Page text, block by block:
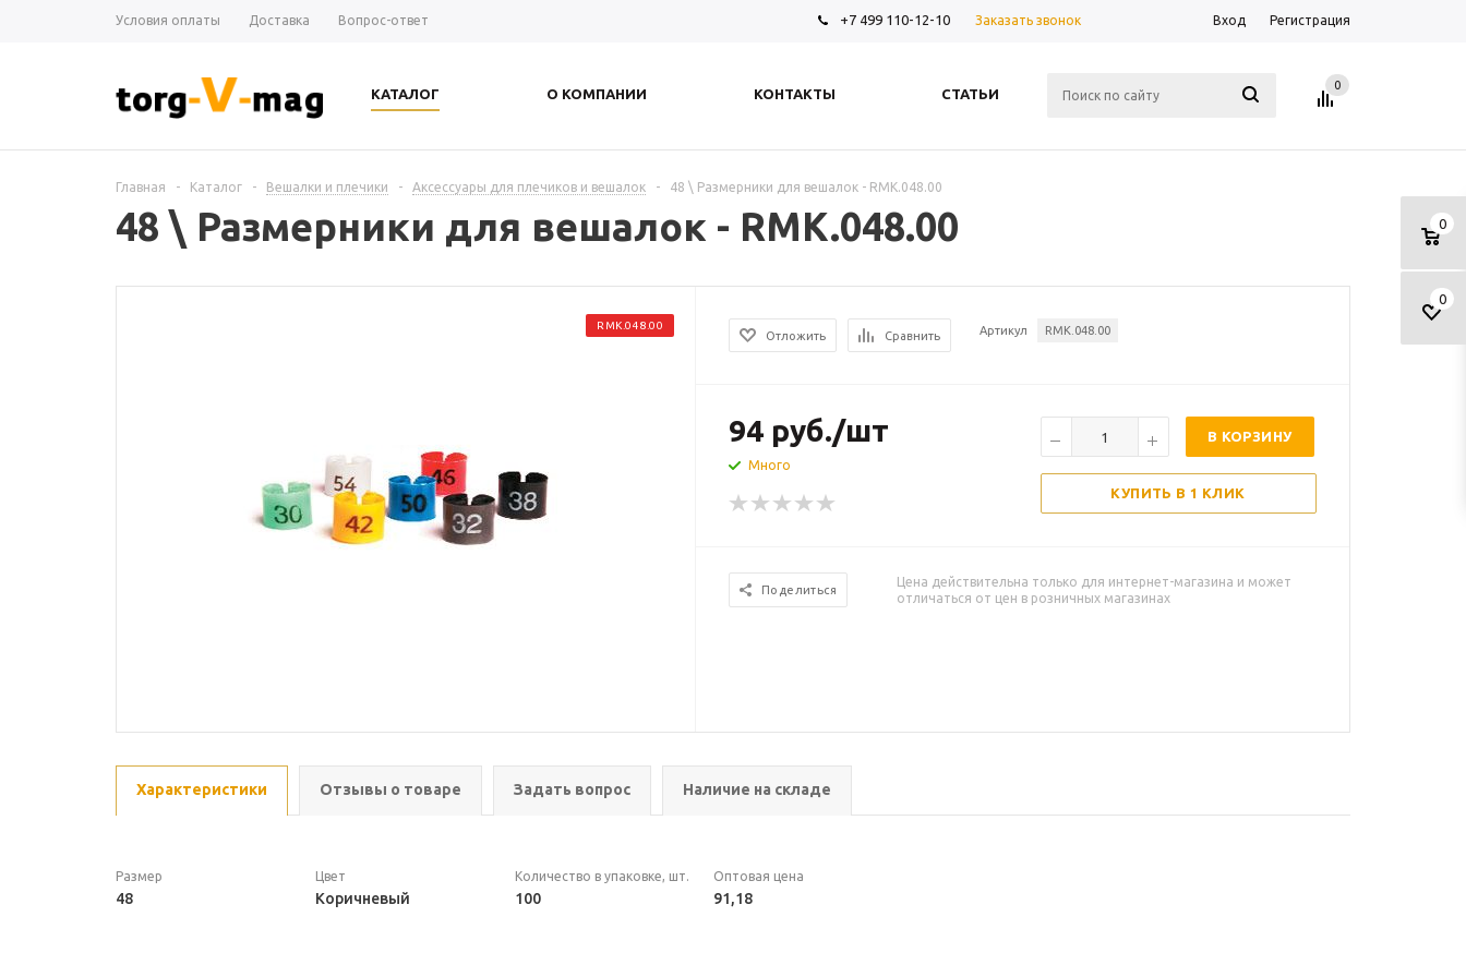
Условия оплаты Доставка Вопрос-ответ +7 499 110-12-10 Заказать звонок Вход Регистрация
КАТАЛОГ О КОМПАНИИ КОНТАКТЫ СТАТЬИ
0
0
0
Главная - Каталог - Вешалки и плечики - Аксессуары для плечиков и вешалок - 48 \ Размерники для вешалок - RMK.048.00
48 \ Размерники для вешалок - RMK.048.00
RMK.048.00
Отложить Сравнить Артикул RMK.048.00
94 руб./шт
Много
В КОРЗИНУ
КУПИТЬ В 1 КЛИК
Поделиться
Цена действительна только для интернет-магазина и может
отличаться от цен в розничных магазинах
Характеристики Отзывы о товаре Задать вопрос Наличие на складе
Размер
48
Цвет
Коричневый
Количество в упаковке, шт.
100
Оптовая цена
91,18